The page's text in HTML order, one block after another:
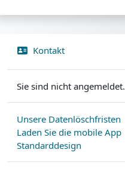
Kontakt
Sie sind nicht angemeldet.
Unsere Datenlöschfristen
Laden Sie die mobile App
Standarddesign